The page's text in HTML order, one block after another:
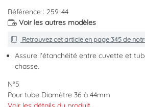
Référence : 259-44
Voir les autres modèles
Retrouvez cet article en page 345de
Assure l'étanchéité entre cuvette et
chasse.
N°5
Pour tube Diamètre 36 à 44mm